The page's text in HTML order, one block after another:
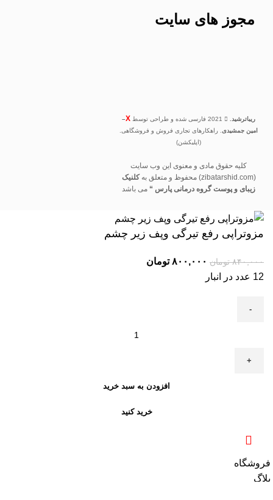
مجوز های سایت
ریباترشید. X
–
امین جمشیدی. راهکارهای تجاری فروش و فروشگاهی.
(اپلیکشن)
کلیه حقوق مادی و معنوی این وب سایت
(zibatarshid.com) محفوظ و متعلق به
کلنیک
زیبای و پوست گروه درمانی پارس “ می باشد
مزوتراپی رفع تیرگی وپف زیر چشم
۸۴۰,۰۰۰ تومان ۸۰۰,۰۰۰ تومان
12 عدد در انبار
افزودن به سبد خرید
خرید کنید
فروشگاه
بلاگ